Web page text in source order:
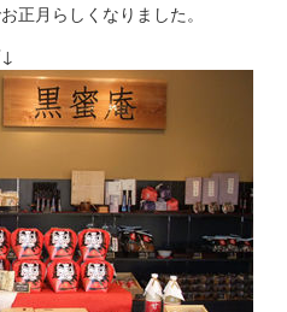
正月らしくなりました。